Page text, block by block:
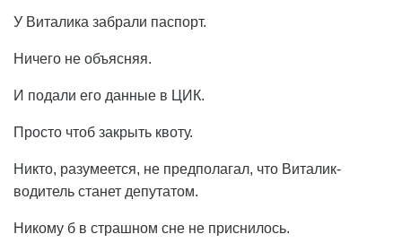
У Виталика забрали паспорт.
Ничего не объясняя.
И подали его данные в ЦИК.
Просто чтоб закрыть квоту.
Никто, разумеется, не предполагал, что Виталик-
водитель станет депутатом.
Никому б в страшном сне не приснилось.